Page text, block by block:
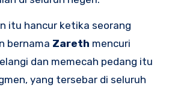
itu hancur ketika seorang
bernama Zareth mencuri
dan memecah pedang itu
yang tersebar di seluruh